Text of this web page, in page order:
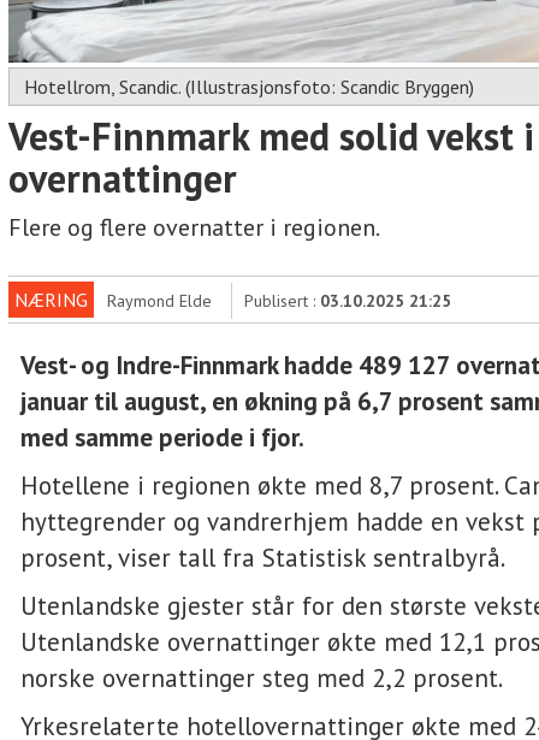
Hotellrom, Scandic. (Illustrasjonsfoto: Scandic Bryggen)
Vest-Finnmark med solid vekst i
overnattinger
Flere og flere overnatter i regionen.
NÆRING Raymond Elde Publisert : 03.10.2025 21:25
Vest- og Indre-Finnmark hadde 489 127
januar til august, en økning på 6,7 prosent
med samme periode i fjor.
Hotellene i regionen økte med 8,7 prosent.
hyttegrender og vandrerhjem hadde en vekst
prosent, viser tall fra Statistisk sentralbyrå.
Utenlandske gjester står for den største
Utenlandske overnattinger økte med 12,1
norske overnattinger steg med 2,2 prosent.
Yrkesrelaterte hotellovernattinger økte med